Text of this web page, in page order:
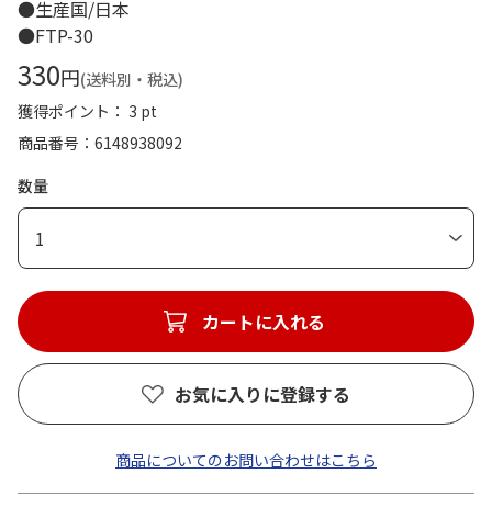
●生産国/日本
●FTP-30
330円(送料別・税込)
獲得ポイント： 3 pt
商品番号
6148938092
数量
1
カートに入れる
お気に入りに登録する
商品についてのお問い合わせはこちら